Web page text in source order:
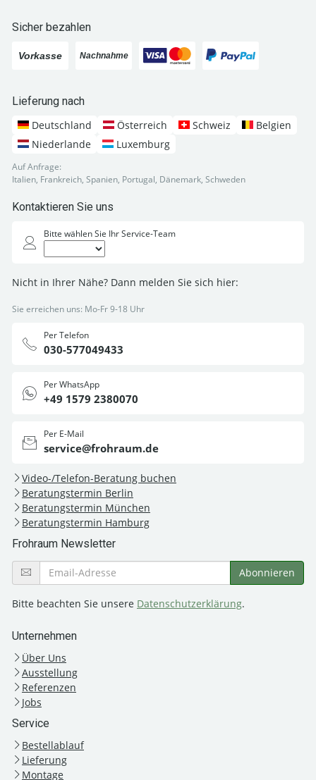
Sicher bezahlen
Lieferung nach
Deutschland
Österreich Schweiz
Belgien
Niederlande
Luxemburg
Auf Anfrage:
Italien, Frankreich, Spanien, Portugal, Dänemark, Schweden
Kontaktieren Sie uns
Bitte wählen Sie Ihr Service-Team
Nicht in Ihrer Nähe? Dann melden Sie sich hier:
Sie erreichen uns: Mo-Fr 9-18 Uhr
Per Telefon
030-577049433
Per WhatsApp
+49 1579 2380070
Per E-Mail
service@frohraum.de
Video-/Telefon-Beratung buchen
Beratungstermin Berlin
Beratungstermin München
Beratungstermin Hamburg
Frohraum Newsletter
Bitte beachten Sie unsere Datenschutzerklärung.
Unternehmen
Über Uns
Ausstellung
Referenzen
Jobs
Service
Bestellablauf
Lieferung
Montage